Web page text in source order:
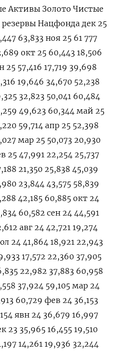
Активы Золото Чистые
Нацфонда дек ⁠25
63,833 ноя 25 61 777
окт 25 60,443 18,506
25 57,416 17,719 39,698
19,646 34,670 52,238
32,823 50,041 60,484
49,623 60,344 май 25
59,714 апр ‍25 52,398
мар 25 50,073 20,930
25 47,991 22,254 25,737
21,350 25,838 45,039
23,844 43,575 58,839
42,185 60,885 окт 24
60,582 сен 24 44,591
авг ​24 42,721 19,274
24 41,864 18,921 22,943
17,572 22,360 37,905
22,982 37,883 60,958
37,924 59,105 мар 24
60,729 фев 24 36,153
явн 24 36,679 16,997
23 35,965 16,455 19,510
14,261 19,936 32,244